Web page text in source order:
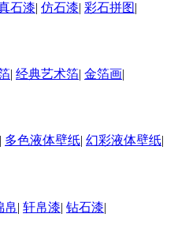
石漆| 仿石漆| 彩石拼图|
| 经典艺术箔| 金箔画|
| 多色液体壁纸| 幻彩液体壁纸|
帛| 轩帛漆| 钻石漆|